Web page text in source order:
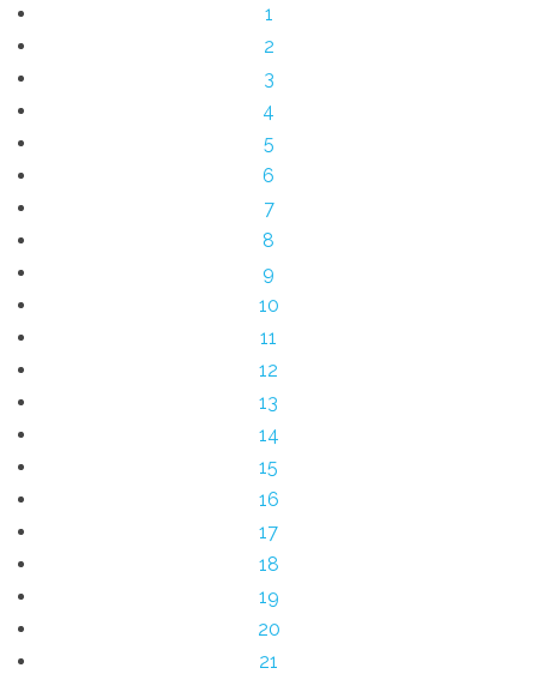
1
2
3
4
5
6
7
8
9
10
11
12
13
14
15
16
17
18
19
20
21